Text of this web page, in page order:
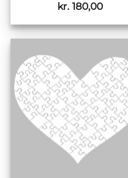
kr. 180,00